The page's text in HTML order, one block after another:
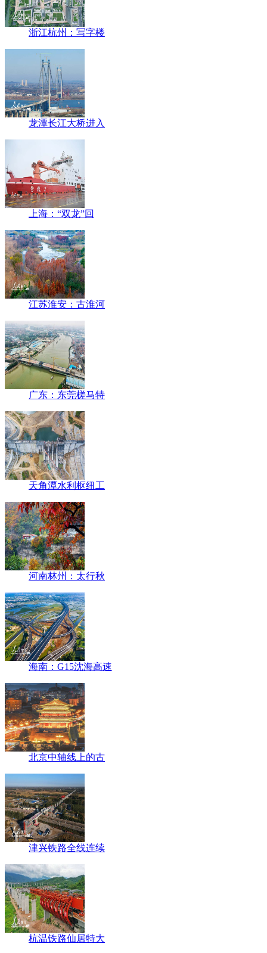
浙江杭州：写字楼
龙潭长江大桥进入
上海：“双龙”回
江苏淮安：古淮河
广东：东莞槎马特
天角潭水利枢纽工
河南林州：太行秋
海南：G15沈海高速
北京中轴线上的古
津兴铁路全线连续
杭温铁路仙居特大